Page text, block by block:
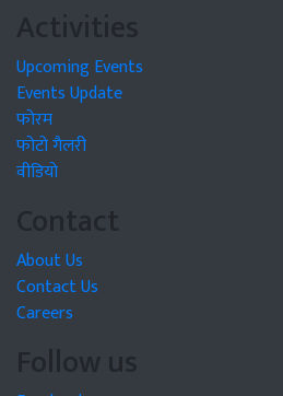
Activities
Upcoming Events
Events Update
फोरम
फोटो गैलरी
वीडियो
Contact
About Us
Contact Us
Careers
Follow us